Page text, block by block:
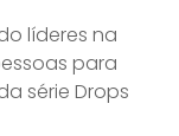
líderes na
para
série Drops